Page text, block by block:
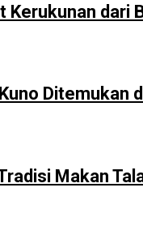
Kerukunan dari
Ditemukan
Makan